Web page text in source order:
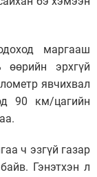
маргааш
эрхгүй
явчихвал
90 км/цагийн
ч эзгүй газар
Гэнэтхэн л